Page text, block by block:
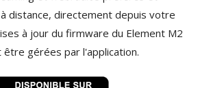
distance, directement depuis votre
à jour du firmware du Element M2
gérées par l'application.